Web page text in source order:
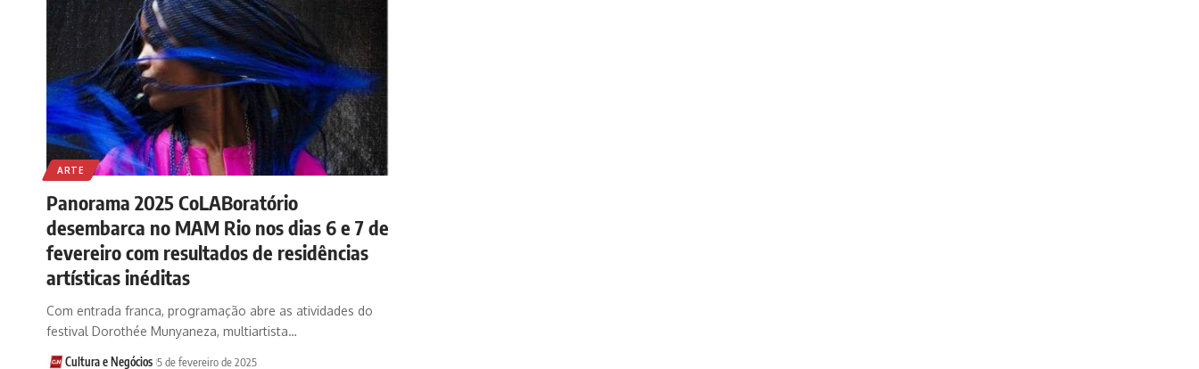
ARTE
Panorama 2025 CoLABoratório
desembarca no MAM Rio nos dias 6 e 7 de
fevereiro com resultados de residências
artísticas inéditas
Com entrada franca, programação abre as atividades do
festival Dorothée Munyaneza, multiartista…
Cultura e Negócios 5 de fevereiro de 2025